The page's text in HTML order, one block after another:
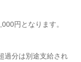
円となります。
過分は別途支給され